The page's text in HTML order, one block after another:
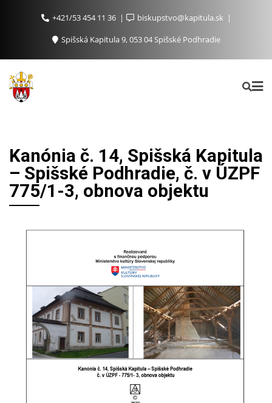
+421/53 454 11 36
biskupstvo@kapitula.sk
Spišská Kapitula 9, 053 04 Spišské Podhradie
Kanónia č. 14, Spišská Kapitula
– Spišské Podhradie, č. v ÚZPF
775/1-3, obnova objektu